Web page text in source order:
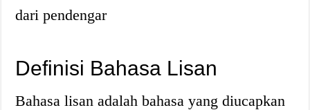
dari pendengar
Definisi Bahasa Lisan
Bahasa lisan adalah bahasa yang diucapkan